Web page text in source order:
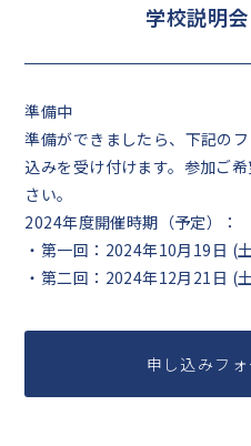
学校説明
準備中
準備ができましたら、下記の
込みを受け付けます。参加ご
さい。
2024年度開催時期（予定）：
・第一回：2024年10月19日 (
・第二回：2024年12月21日 (
申し込みフ